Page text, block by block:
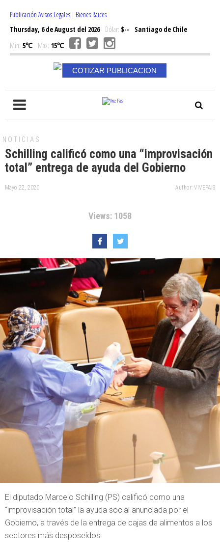
Publicación Avisos Legales | Bienes Raices
Thursday, 6 de August del 2026Dólar: $--
Santiago de Chile
Min: 5℃ Max: 15℃
COTIZAR PUBLICACION
NOTICIAS
Schilling calificó como una “improvisación
total” entrega de ayuda del Gobierno
Mayo 22, 2020 Author: VIVEPAIS
Views: 1058
El diputado Marcelo Schilling (PS) calificó como una
“improvisación total” la ayuda social anunciada por el
Gobierno, a través de la entrega de cajas de alimentos a los
sectores más desposeídos.